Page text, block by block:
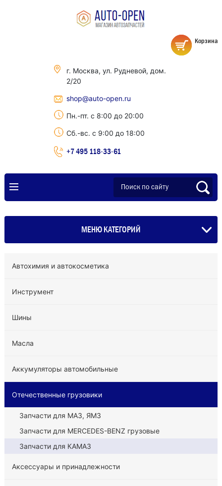
г. Москва, ул. Рудневой, дом.
2/20
shop@auto-open.ru
Пн.-пт. с 8:00 до 20:00
Сб.-вс. с 9:00 до 18:00
+7 495 118-33-61
Корзина
МЕНЮ КАТЕГОРИЙ
Автохимия и автокосметика
Инструмент
Шины
Масла
Аккумуляторы автомобильные
Отечественные грузовики
Запчасти для МАЗ, ЯМЗ
Запчасти для MERCEDES-BENZ грузовые
Запчасти для КАМАЗ
Аксессуары и принадлежности